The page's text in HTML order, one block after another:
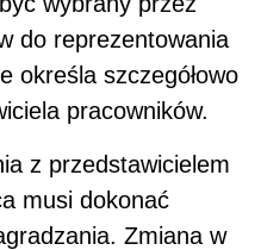
do reprezentowania
określa szczegółowo
pracowników.
z przedstawicielem
musi dokonać
Zmiana w